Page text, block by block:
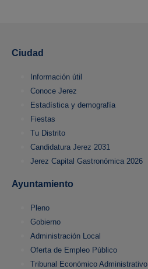
Ciudad
Información útil
Conoce Jerez
Estadística y demografía
Fiestas
Tu Distrito
Candidatura Jerez 2031
Jerez Capital Gastronómica 2026
Ayuntamiento
Pleno
Gobierno
Administración Local
Oferta de Empleo Público
Tribunal Económico Administrativo